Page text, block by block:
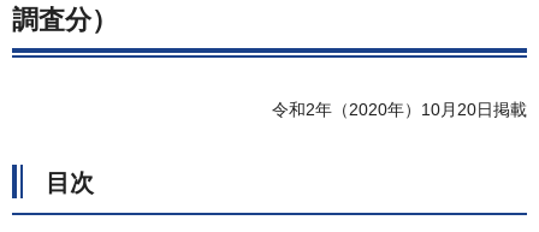
調査分）
令和2年（2020年）10月20日掲載
目次